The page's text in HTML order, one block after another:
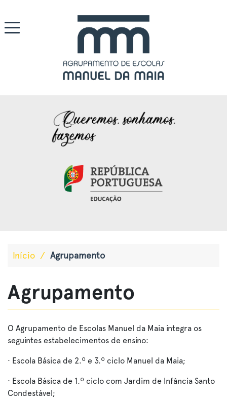
Início / Agrupamento
Agrupamento
O Agrupamento de Escolas Manuel da Maia integra os
seguintes estabelecimentos de ensino:
· Escola Básica de 2.º e 3.º ciclo Manuel da Maia;
· Escola Básica de 1.º ciclo com Jardim de Infância Santo
Condestável;